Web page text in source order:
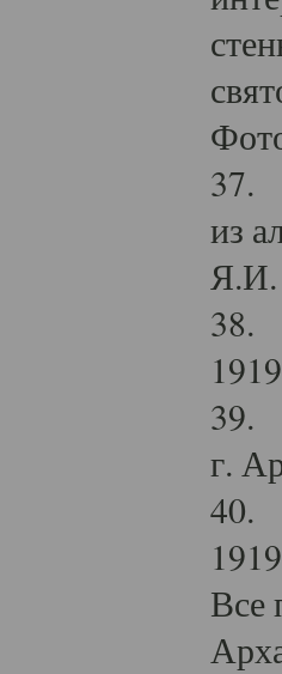
37.
из
Я.И.
38.
39.
г.
40.
Все